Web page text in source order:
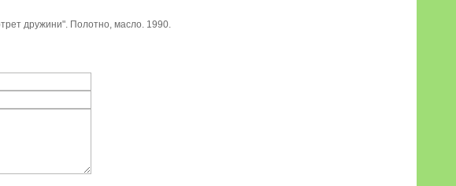
дружини". Полотно, масло. 1990.